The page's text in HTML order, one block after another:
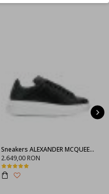
Sneakers ALEXANDER MCQUEEN, 553770WHGP01000
2.649,00 RON